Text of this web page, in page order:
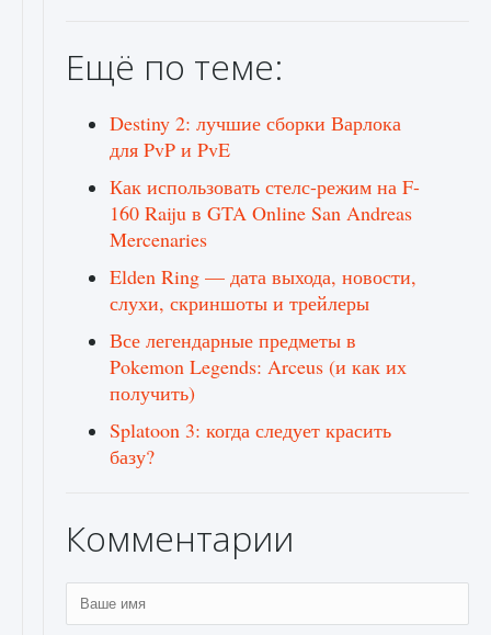
Ещё по теме:
Destiny 2: лучшие сборки Варлока
для PvP и PvE
Как использовать стелс-режим на F-
160 Raiju в GTA Online San Andreas
Mercenaries
Elden Ring — дата выхода, новости,
слухи, скриншоты и трейлеры
Все легендарные предметы в
Pokemon Legends: Arceus (и как их
получить)
Splatoon 3: когда следует красить
базу?
Комментарии